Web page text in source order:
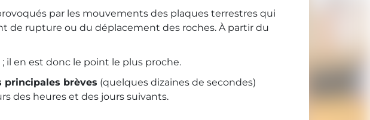
par les mouvements des plaques terrestres qui
de rupture ou du déplacement des roches. À partir du
il en est donc le point le plus proche.
principales brèves (quelques dizaines de secondes)
des heures et des jours suivants.